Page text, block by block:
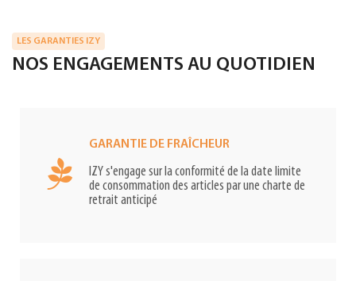
LES GARANTIES IZY
NOS ENGAGEMENTS AU QUOTIDIEN
GARANTIE DE FRAÎCHEUR
IZY s'engage sur la conformité de la date limite
de consommation des articles par une charte de
retrait anticipé